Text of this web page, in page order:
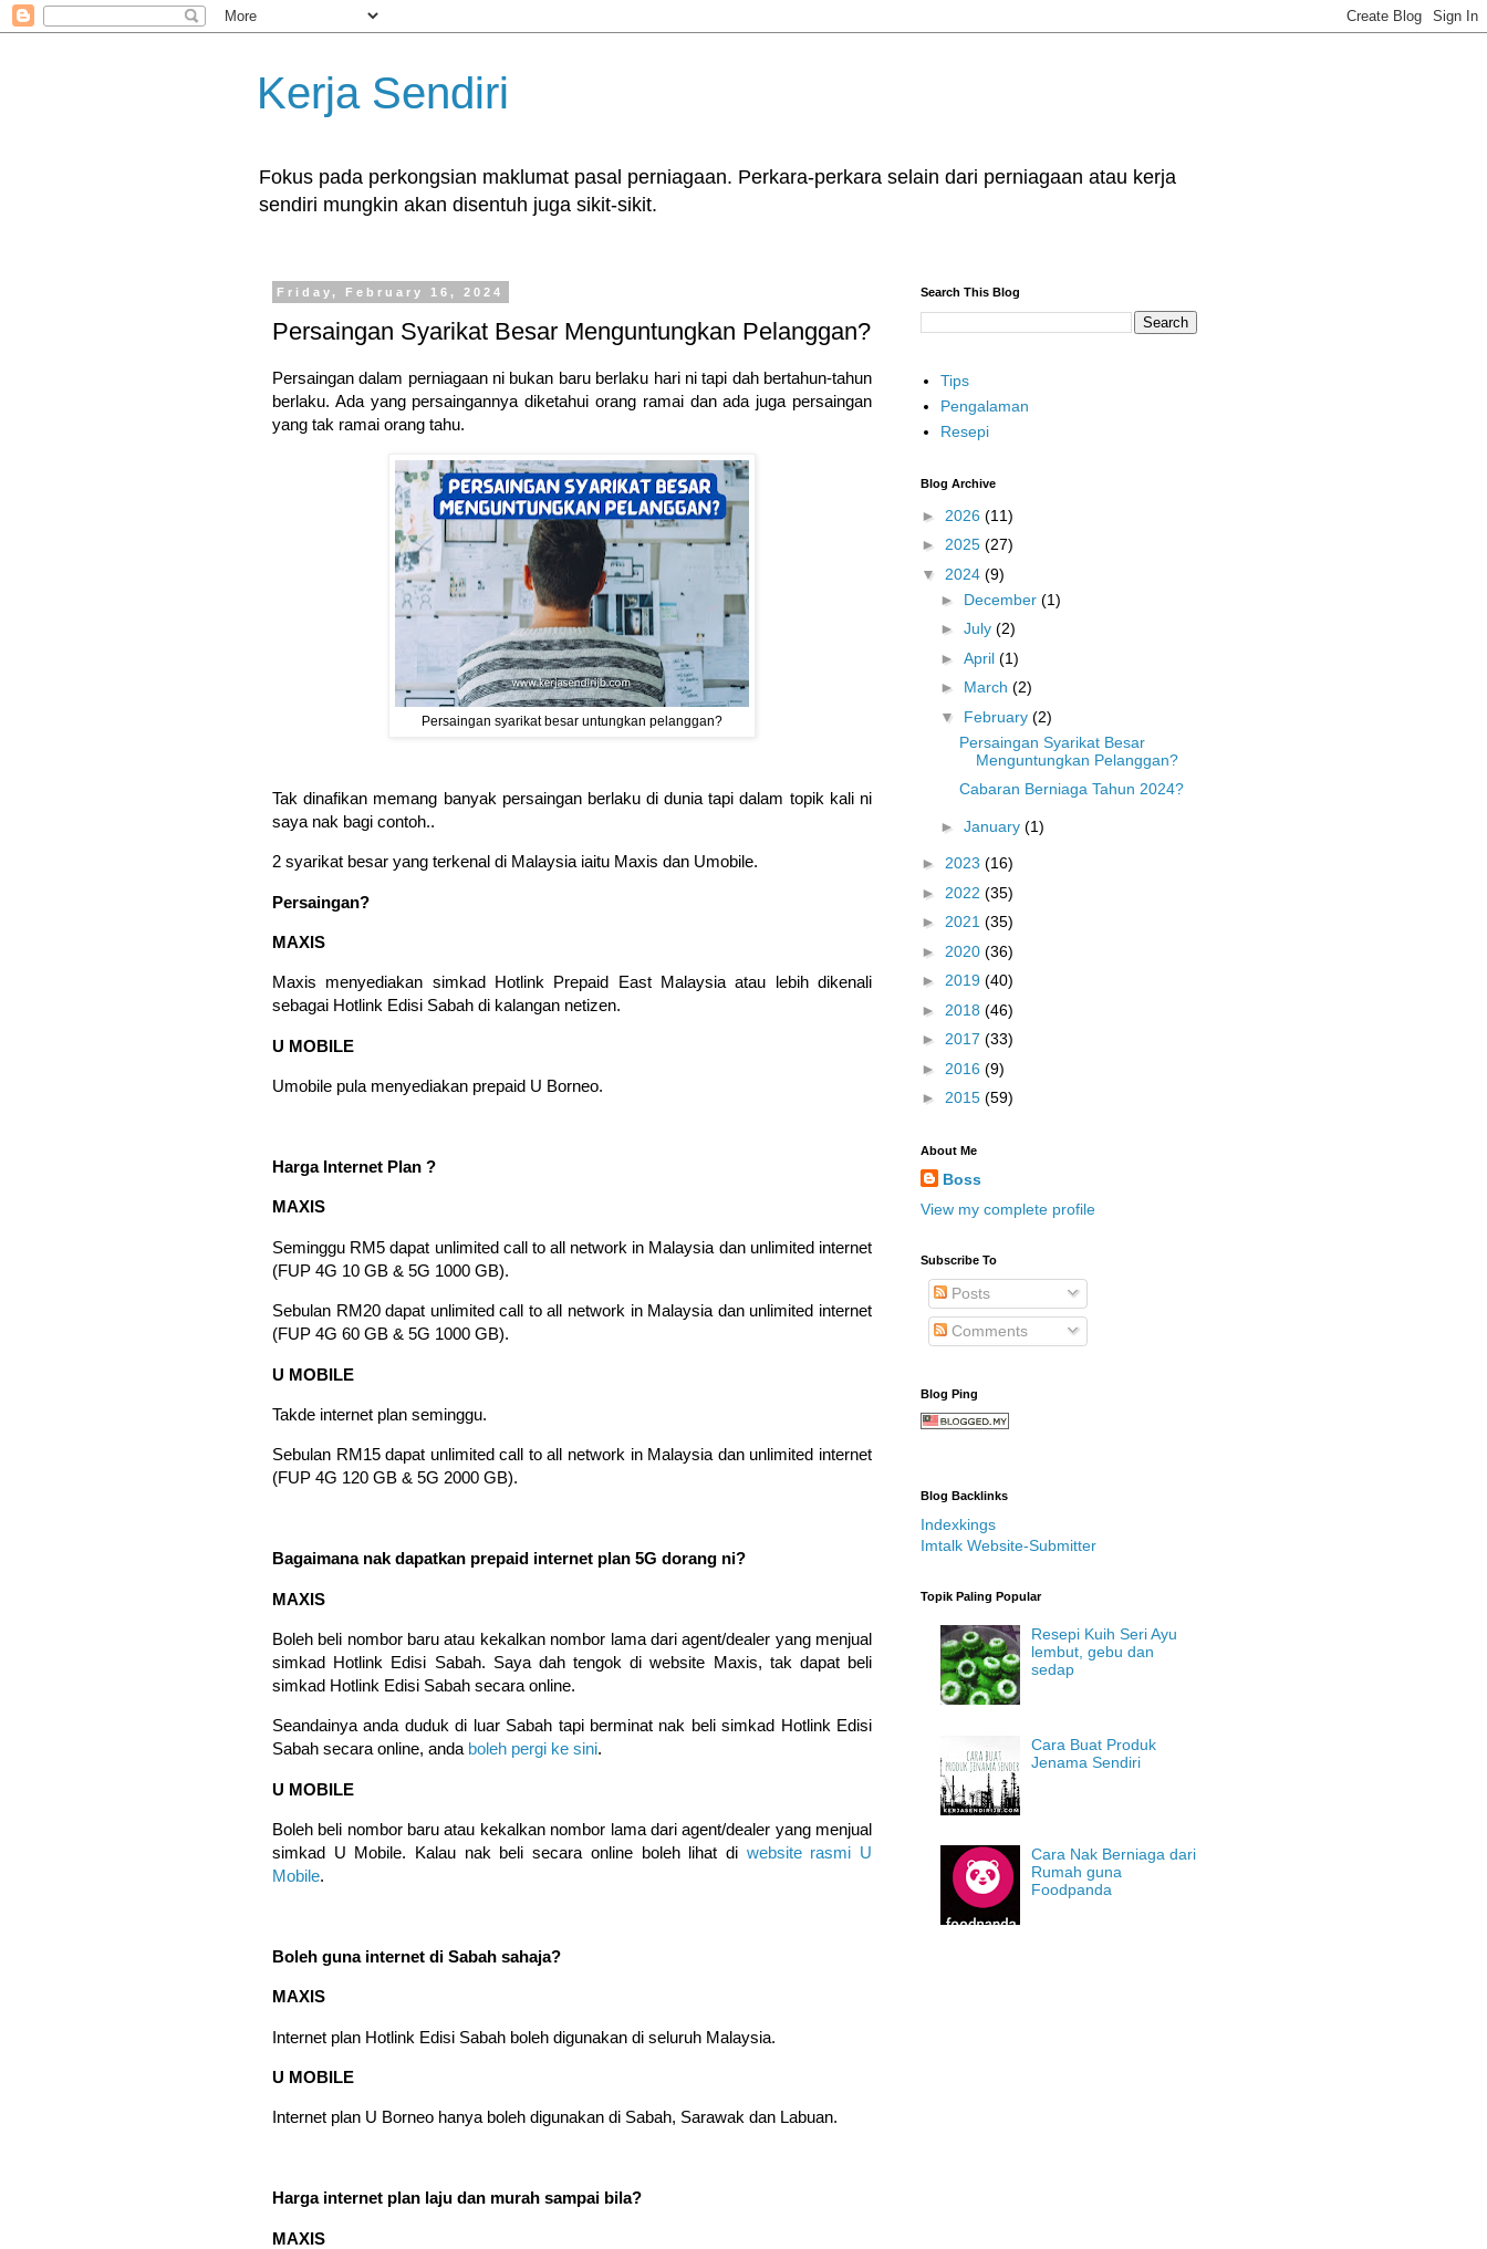
Kerja Sendiri
Fokus pada perkongsian maklumat pasal perniagaan. Perkara-perkara selain dari perniagaan atau kerja
sendiri mungkin akan disentuh juga sikit-sikit.
Friday, February 16, 2024
Persaingan Syarikat Besar Menguntungkan Pelanggan?
Persaingan dalam perniagaan ni bukan baru berlaku hari ni tapi dah bertahun-tahun
berlaku. Ada yang persaingannya diketahui orang ramai dan ada juga persaingan
yang tak ramai orang tahu.
Persaingan syarikat besar untungkan pelanggan?
Tak dinafikan memang banyak persaingan berlaku di dunia tapi dalam topik kali ni
saya nak bagi contoh..
2 syarikat besar yang terkenal di Malaysia iaitu Maxis dan Umobile.
Persaingan?
MAXIS
Maxis menyediakan simkad Hotlink Prepaid East Malaysia atau lebih dikenali
sebagai Hotlink Edisi Sabah di kalangan netizen.
U MOBILE
Umobile pula menyediakan prepaid U Borneo.
Harga Internet Plan ?
MAXIS
Seminggu RM5 dapat unlimited call to all network in Malaysia dan unlimited internet
(FUP 4G 10 GB & 5G 1000 GB).
Sebulan RM20 dapat unlimited call to all network in Malaysia dan unlimited internet
(FUP 4G 60 GB & 5G 1000 GB).
U MOBILE
Takde internet plan seminggu.
Sebulan RM15 dapat unlimited call to all network in Malaysia dan unlimited internet
(FUP 4G 120 GB & 5G 2000 GB).
Bagaimana nak dapatkan prepaid internet plan 5G dorang ni?
MAXIS
Boleh beli nombor baru atau kekalkan nombor lama dari agent/dealer yang menjual
simkad Hotlink Edisi Sabah. Saya dah tengok di website Maxis, tak dapat beli
simkad Hotlink Edisi Sabah secara online.
Seandainya anda duduk di luar Sabah tapi berminat nak beli simkad Hotlink Edisi
Sabah secara online, anda boleh pergi ke sini.
U MOBILE
Boleh beli nombor baru atau kekalkan nombor lama dari agent/dealer yang menjual
simkad U Mobile. Kalau nak beli secara online boleh lihat di website rasmi U
Mobile.
Boleh guna internet di Sabah sahaja?
MAXIS
Internet plan Hotlink Edisi Sabah boleh digunakan di seluruh Malaysia.
U MOBILE
Internet plan U Borneo hanya boleh digunakan di Sabah, Sarawak dan Labuan.
Harga internet plan laju dan murah sampai bila?
MAXIS
Search This Blog
Tips
Pengalaman
Resepi
Blog Archive
► 2026 (11)
► 2025 (27)
▼ 2024 (9)
► December (1)
► July (2)
► April (1)
► March (2)
▼ February (2)
Persaingan Syarikat Besar
Menguntungkan Pelanggan?
Cabaran Berniaga Tahun 2024?
► January (1)
► 2023 (16)
► 2022 (35)
► 2021 (35)
► 2020 (36)
► 2019 (40)
► 2018 (46)
► 2017 (33)
► 2016 (9)
► 2015 (59)
About Me
Boss
View my complete profile
Subscribe To
Posts
Comments
Blog Ping
Blog Backlinks
Indexkings
Imtalk Website-Submitter
Topik Paling Popular
Resepi Kuih Seri Ayu
lembut, gebu dan
sedap
Cara Buat Produk
Jenama Sendiri
Cara Nak Berniaga dari
Rumah guna
Foodpanda